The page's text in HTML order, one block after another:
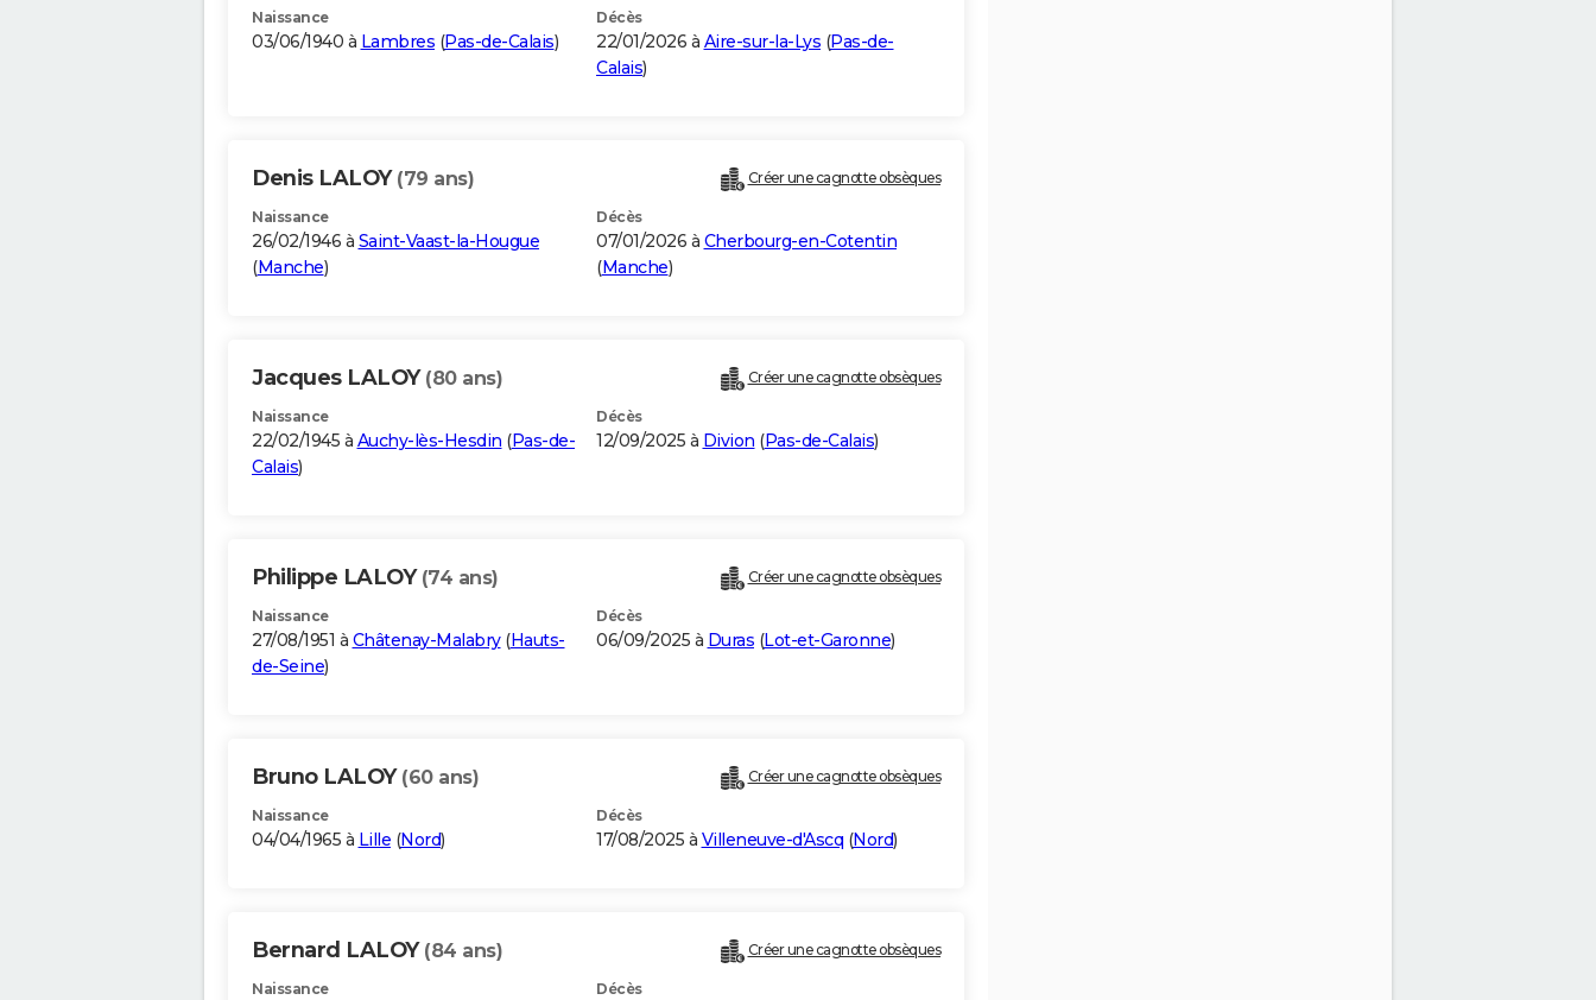
Naissance
03/06/1940 à Lambres (Pas-de-Calais)
Décès
22/01/2026 à Aire-sur-la-Lys (Pas-de-
Calais)
Denis LALOY (79 ans) Créer une cagnotte obsèques
Naissance
26/02/1946 à Saint-Vaast-la-Hougue
(Manche)
Décès
07/01/2026 à Cherbourg-en-Cotentin
(Manche)
Jacques LALOY (80 ans) Créer une cagnotte obsèques
Naissance
22/02/1945 à Auchy-lès-Hesdin (Pas-de-
Calais)
Décès
12/09/2025 à Divion (Pas-de-Calais)
Philippe LALOY (74 ans) Créer une cagnotte obsèques
Naissance
27/08/1951 à Châtenay-Malabry(Hauts-
de-Seine)
Décès
06/09/2025 à Duras (Lot-et-Garonne)
Bruno LALOY (60 ans) Créer une cagnotte obsèques
Naissance
04/04/1965 à Lille (Nord)
Décès
17/08/2025 à Villeneuve-d'Ascq (Nord)
Bernard LALOY (84 ans) Créer une cagnotte obsèques
Naissance Décès